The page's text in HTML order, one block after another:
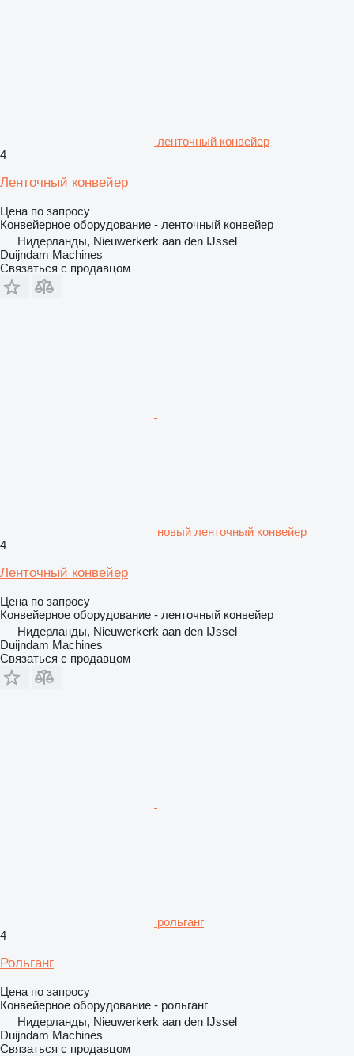
ленточный конвейер
4
Ленточный конвейер
Цена по запросу
Конвейерное оборудование - ленточный конвейер
Нидерланды, Nieuwerkerk aan den IJssel
Duijndam Machines
Связаться с продавцом
новый ленточный конвейер
4
Ленточный конвейер
Цена по запросу
Конвейерное оборудование - ленточный конвейер
Нидерланды, Nieuwerkerk aan den IJssel
Duijndam Machines
Связаться с продавцом
рольганг
4
Рольганг
Цена по запросу
Конвейерное оборудование - рольганг
Нидерланды, Nieuwerkerk aan den IJssel
Duijndam Machines
Связаться с продавцом